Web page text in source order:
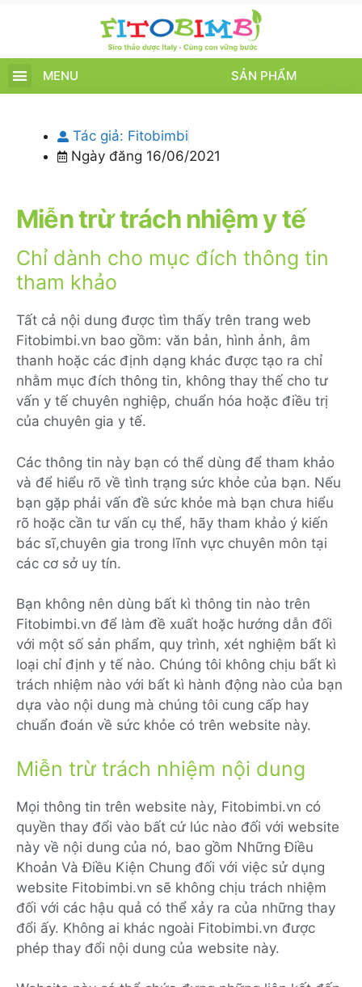
MENU SẢN PHẨM
Tác giả: Fitobimbi
Ngày đăng 16/06/2021
Miễn trừ trách nhiệm y tế
Chỉ dành cho mục đích thông tin
tham khảo
Tất cả nội dung được tìm thấy trên trang web
Fitobimbi.vn bao gồm: văn bản, hình ảnh, âm
thanh hoặc các định dạng khác được tạo ra chỉ
nhằm mục đích thông tin, không thay thế cho tư
vấn y tế chuyên nghiệp, chuẩn hóa hoặc điều trị
của chuyên gia y tế.
Các thông tin này bạn có thể dùng để tham khảo
và để hiểu rõ về tình trạng sức khỏe của bạn. Nếu
bạn gặp phải vấn đề sức khỏe mà bạn chưa hiểu
rõ hoặc cần tư vấn cụ thể, hãy tham khảo ý kiến
bác sĩ,chuyên gia trong lĩnh vực chuyên môn tại
các cơ sở uy tín.
Bạn không nên dùng bất kì thông tin nào trên
Fitobimbi.vn để làm đề xuất hoặc hướng dẫn đối
với một số sản phẩm, quy trình, xét nghiệm bất kì
loại chỉ định y tế nào. Chúng tôi không chịu bất kì
trách nhiệm nào với bất kì hành động nào của bạn
dựa vào nội dung mà chúng tôi cung cấp hay
chuẩn đoán về sức khỏe có trên website này.
Miễn trừ trách nhiệm nội dung
Mọi thông tin trên website này, Fitobimbi.vn có
quyền thay đổi vào bất cứ lúc nào đối với website
này về nội dung của nó, bao gồm Những Điều
Khoản Và Điều Kiện Chung đối với việc sử dụng
website Fitobimbi.vn sẽ không chịu trách nhiệm
đối với các hậu quả có thể xảy ra của những thay
đổi ấy. Không ai khác ngoài Fitobimbi.vn được
phép thay đổi nội dung của website này.